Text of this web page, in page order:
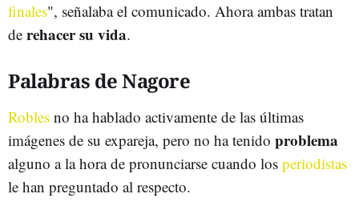
finales", señalaba el comunicado. Ahora ambas tratan
de rehacer su vida.
Palabras de Nagore
Robles no ha hablado activamente de las últimas
imágenes de su expareja, pero no ha tenido problema
alguno a la hora de pronunciarse cuando los periodistas
le han preguntado al respecto.